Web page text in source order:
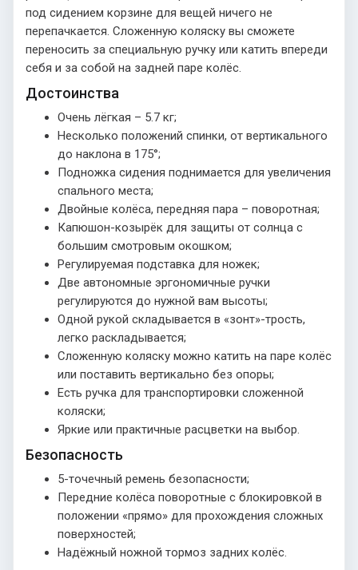
под сидением корзине для вещей ничего не
перепачкается. Сложенную коляску вы сможете
переносить за специальную ручку или катить впереди
себя и за собой на задней паре колёс.
Достоинства
Очень лёгкая – 5.7 кг;
Несколько положений спинки, от вертикального
до наклона в 175°;
Подножка сидения поднимается для увеличения
спального места;
Двойные колёса, передняя пара – поворотная;
Капюшон-козырёк для защиты от солнца с
большим смотровым окошком;
Регулируемая подставка для ножек;
Две автономные эргономичные ручки
регулируются до нужной вам высоты;
Одной рукой складывается в «зонт»-трость,
легко раскладывается;
Сложенную коляску можно катить на паре колёс
или поставить вертикально без опоры;
Есть ручка для транспортировки сложенной
коляски;
Яркие или практичные расцветки на выбор.
Безопасность
5-точечный ремень безопасности;
Передние колёса поворотные с блокировкой в
положении «прямо» для прохождения сложных
поверхностей;
Надёжный ножной тормоз задних колёс.